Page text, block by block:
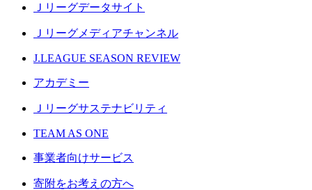
Ｊリーグデータサイト
Ｊリーグメディアチャンネル
J.LEAGUE SEASON REVIEW
アカデミー
Ｊリーグサステナビリティ
TEAM AS ONE
事業者向けサービス
寄附をお考えの方へ